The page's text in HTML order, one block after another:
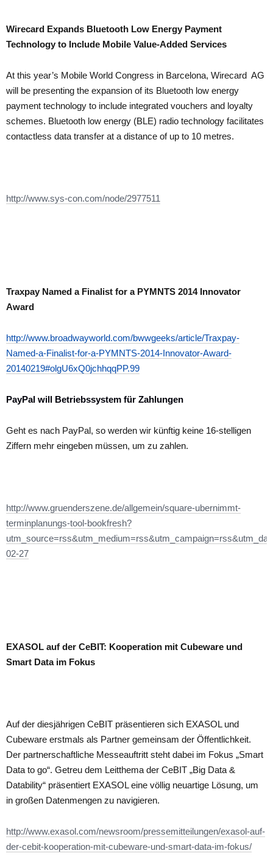
Wirecard Expands Bluetooth Low Energy Payment
Technology to Include Mobile Value-Added Services
At this year’s Mobile World Congress in Barcelona, Wirecard AG
will be presenting the expansion of its Bluetooth low energy
payment technology to include integrated vouchers and loyalty
schemes. Bluetooth low energy (BLE) radio technology facilitates
contactless data transfer at a distance of up to 10 metres.
http://www.sys-con.com/node/2977511
Traxpay Named a Finalist for a PYMNTS 2014 Innovator
Award
http://www.broadwayworld.com/bwwgeeks/article/Traxpay-
Named-a-Finalist-for-a-PYMNTS-2014-Innovator-Award-
20140219#olgU6xQ0jchhqqPP.99
PayPal will Betriebssystem für Zahlungen
Geht es nach PayPal, so werden wir künftig keine 16-stelligen
Ziffern mehr eingeben müssen, um zu zahlen.
http://www.gruenderszene.de/allgemein/square-ubernimmt-
terminplanungs-tool-bookfresh?
02-27
EXASOL auf der CeBIT: Kooperation mit Cubeware und
Smart Data im Fokus
Auf der diesjährigen CeBIT präsentieren sich EXASOL und
Cubeware erstmals als Partner gemeinsam der Öffentlichkeit.
Der partnerschaftliche Messeauftritt steht dabei im Fokus „Smart
Data to go“. Getreu dem Leitthema der CeBIT „Big Data &
Datability“ präsentiert EXASOL eine völlig neuartige Lösung, um
in großen Datenmengen zu navigieren.
http://www.exasol.com/newsroom/pressemitteilungen/exasol-auf-
der-cebit-kooperation-mit-cubeware-und-smart-data-im-fokus/